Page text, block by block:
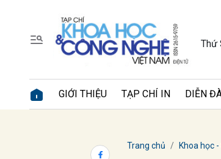
Thứ
GIỚI THIỆU TẠP CHÍ IN DIỄN
Trang chủ Khoa học